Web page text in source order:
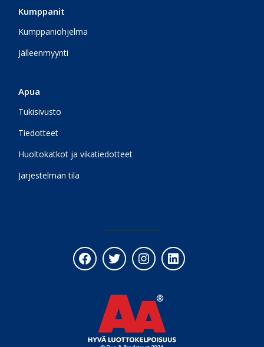
Kumppanit
Kumppaniohjelma
Jälleenmyynti
Apua
Tukisivusto
Tiedotteet
Huoltokatkot ja vikatiedotteet
Järjestelmän tila
Facebook
TwitterInstagram
LinkedIn